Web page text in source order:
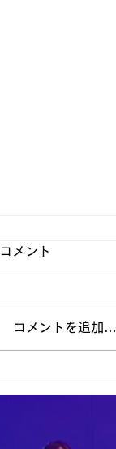
コメント
コメントを追加…